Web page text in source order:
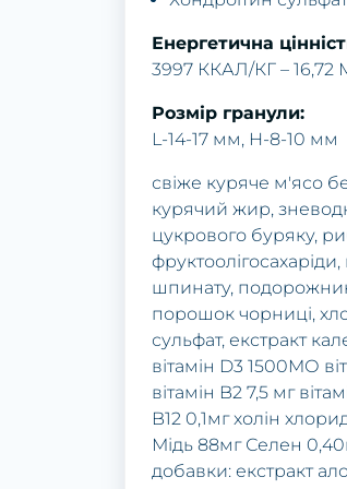
Енергетична
3997 ККАЛ/КГ –
Розмір гранули:
L-14-17 мм, H-8-10 мм
свіже куряче м'ясо
курячий жир,
цукрового буряку,
шпинату,
порошок чорниці,
сульфат, екстракт
вітамін D3 1500MО
вітамін B2 7,5 мг
B12 0,1мг холін
Мідь 88мг Селен
добавки: екстракт